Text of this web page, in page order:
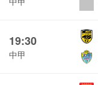
19:30
中甲